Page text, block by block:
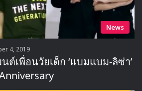
News
4, 2019
ต์เพื่อนวัยเด็ก ‘แบมแบม-ลิซ่า’